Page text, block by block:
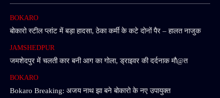
BOKARO
बोकारो स्टील प्लांट में बड़ा हादसा, ठेका कर्मी के कटे दोनों पैर – हालत नाजुक
JAMSHEDPUR
जमशेदपुर में चलती कार बनी आग का गोला, ड्राइवर की दर्दनाक मौ@त
BOKARO
Bokaro Breaking: अजय नाथ झा बने बोकारो के नए उपायुक्त